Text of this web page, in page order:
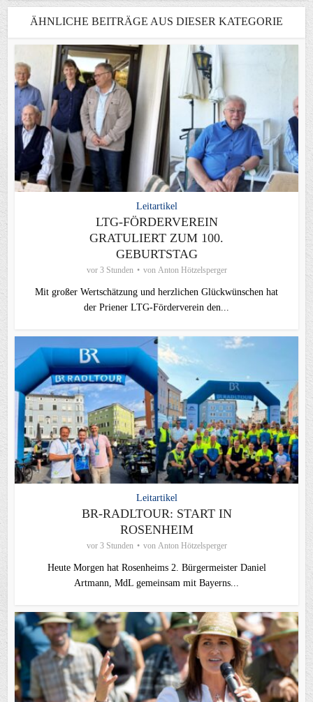
ÄHNLICHE BEITRÄGE AUS DIESER KATEGORIE
Leitartikel
LTG-FÖRDERVEREIN
GRATULIERT ZUM 100.
GEBURTSTAG
vor 3 Stunden von Anton Hötzelsperger
Mit großer Wertschätzung und herzlichen Glückwünschen hat
der Priener LTG‑Förderverein den...
Leitartikel
BR-RADLTOUR: START IN
ROSENHEIM
vor 3 Stunden von Anton Hötzelsperger
Heute Morgen hat Rosenheims 2. Bürgermeister Daniel
Artmann, MdL gemeinsam mit Bayerns...